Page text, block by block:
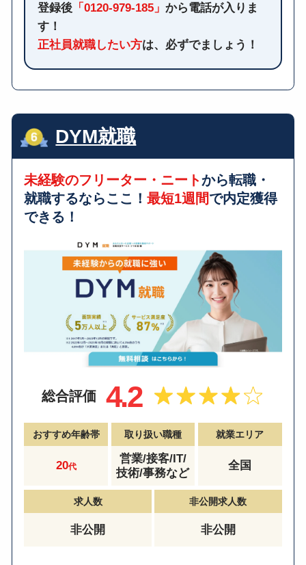
登録後「0120-979-185」 から電話が入りま
す！
正社員就職したい方は、必ずでましょう！
DYM就職
未経験のフリーター・ニートから転職・
就職するならここ！最短1週間で内定獲得
できる！
総合評価 4.2
おすすめ年齢帯
20代
取り扱い職種
営業/接客/IT/
技術/事務など
就業エリア
全国
求人数
非公開
非公開求人数
非公開